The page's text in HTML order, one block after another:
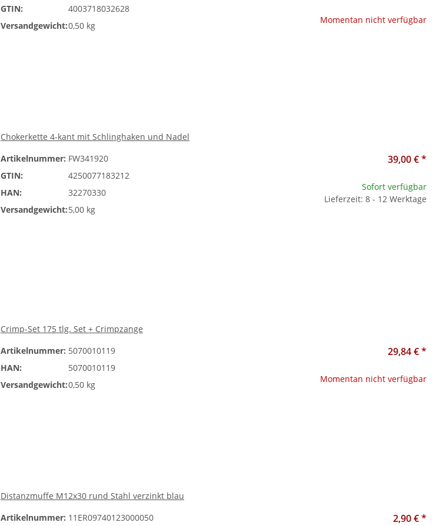
GTIN:
4003718032628
Versandgewicht:0,50 kg
Momentan nicht verfügbar
Chokerkette 4-kant mit Schlinghaken und Nadel
Artikelnummer: FW341920
GTIN:
4250077183212
HAN:
32270330
Versandgewicht:5,00 kg
39,00 €*
Sofort verfügbar
Lieferzeit: 8 - 12 Werktage
Crimp-Set 175 tlg. Set + Crimpzange
Artikelnummer: 5070010119
HAN:
5070010119
Versandgewicht:0,50 kg
29,84 €*
Momentan nicht verfügbar
Distanzmuffe M12x30 rund Stahl verzinkt blau
Artikelnummer: 11ER09740123000050
2,90 €*